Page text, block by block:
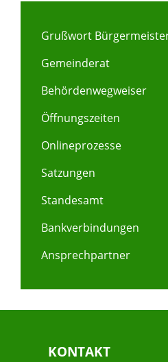
Grußwort
Gemeinderat
Behördenwegweiser
Öffnungszeiten
Onlineprozesse
Satzungen
Standesamt
Bankverbindungen
Ansprechpartner
KONTAKT